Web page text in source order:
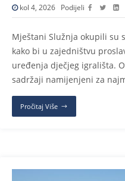
kol 4, 2026 Podijeli
Mještani Služnja okupili su
kako bi u zajedništvu
uređenja dječjeg igrališta.
sadržaji namijenjeni za
Pročitaj Više